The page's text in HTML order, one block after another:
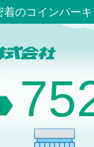
のコインパー